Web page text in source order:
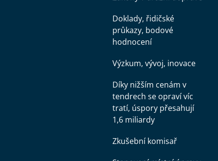
Doklady, řidičské
průkazy, bodové
hodnocení
Výzkum, vývoj, inovace
Díky nižším cenám v
tendrech se opraví víc
tratí, úspory přesahují
1,6 miliardy
Zkušební komisař